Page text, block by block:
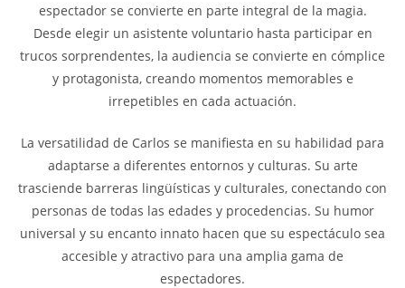
espectador se convierte en parte integral de la magia.
Desde elegir un asistente voluntario hasta participar en
trucos sorprendentes, la audiencia se convierte en cómplice
y protagonista, creando momentos memorables e
irrepetibles en cada actuación.
La versatilidad de Carlos se manifiesta en su habilidad para
adaptarse a diferentes entornos y culturas. Su arte
trasciende barreras lingüísticas y culturales, conectando con
personas de todas las edades y procedencias. Su humor
universal y su encanto innato hacen que su espectáculo sea
accesible y atractivo para una amplia gama de
espectadores.